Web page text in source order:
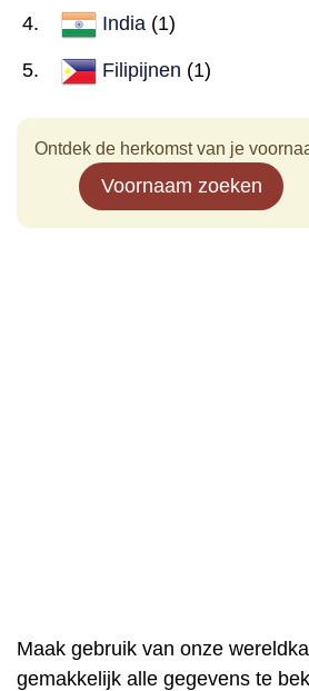
India (1)
Filipijnen (1)
Ontdek de herkomst van je
Voornaam zoeken
Maak gebruik van onze
gemakkelijk alle gegevens te